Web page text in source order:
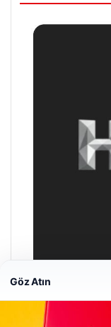
Prenses Night
29/04/2026
Göz Atın